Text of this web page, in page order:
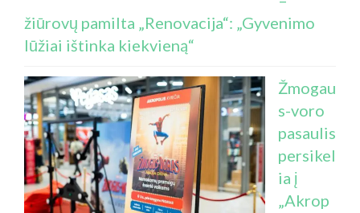
žiūrovų pamilta „Renovacija“: „Gyvenimo
lūžiai ištinka kiekvieną“
Žmogau
s-voro
pasaulis
persikel
ia į
„Akrop